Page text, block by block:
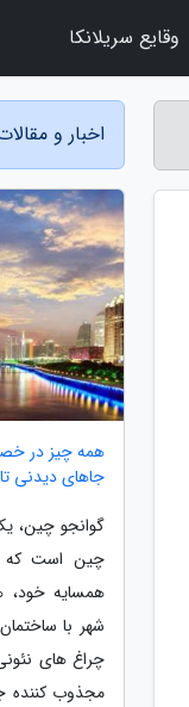
اخبار و
همه چیز در
جاهای دیدنی
گوانجو چین،
چین است که
همسایه خود،
شهر با
چراغ های
مجذوب کننده
وقایع سریلانکا